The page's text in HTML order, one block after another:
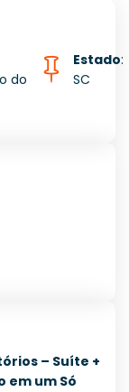
do
Estado:
SC
– Suíte +
em um Só